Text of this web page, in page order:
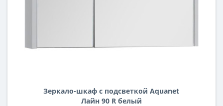
Зеркало-шкаф с подсветкой Aquanet
Лайн 90 R белый